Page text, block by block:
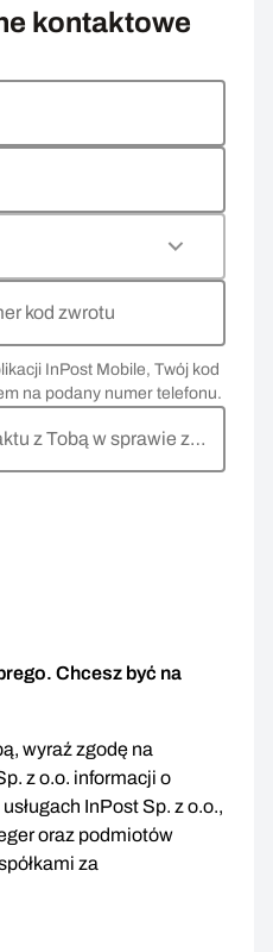
kontaktowe
kod zwrotu
InPost Mobile, Twój kod
na podany numer telefonu.
z Tobą w sprawie zwrotu
Chcesz być na
wyraź zgodę na
z o.o. informacji o
InPost Sp. z o.o.,
oraz podmiotów
za